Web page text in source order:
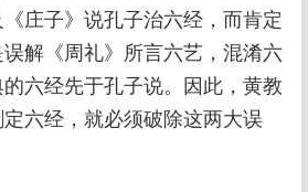
庄子》说孔子治六经，而肯定
解《周礼》所言六艺，混淆六
六经先于孔子说。因此，黄教
六经，就必须破除这两大误